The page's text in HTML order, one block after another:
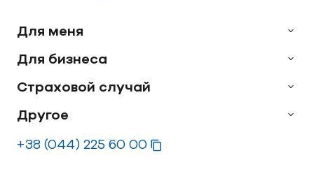
Для меня
Для бизнеса
Страховой случай
Другое
+38 (044) 225 60 00